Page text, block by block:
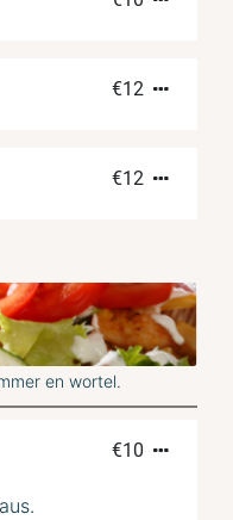
€12
€12
en wortel.
€10